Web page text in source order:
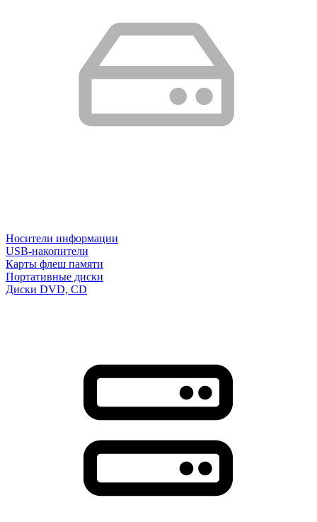
Носители информации
USB-накопители
Карты флеш памяти
Портативные диски
Диски DVD, CD